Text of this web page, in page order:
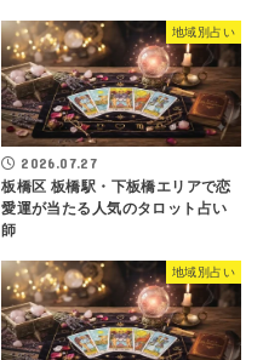
地域別占い
2026.07.27
板橋区 板橋駅・下板橋エリアで恋
愛運が当たる人気のタロット占い
師
地域別占い